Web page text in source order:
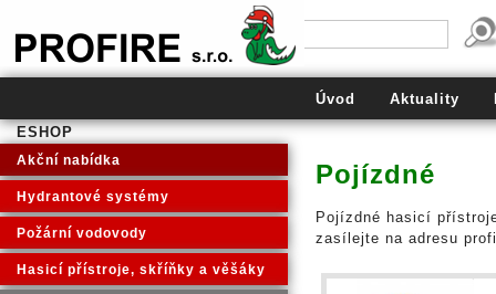
Úvod Aktuality
ESHOP
Akční nabídka
Hydrantové systémy
Požární vodovody
Hasicí přístroje, skříňky a věšáky
Pojízdné
Pojízdné hasicí
zasílejte na adresu